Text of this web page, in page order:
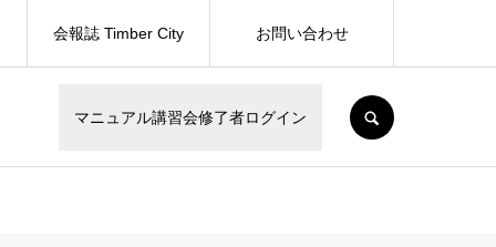
マニュアル講習会修了者ログイン
会報誌 Timber City お問い合わせ